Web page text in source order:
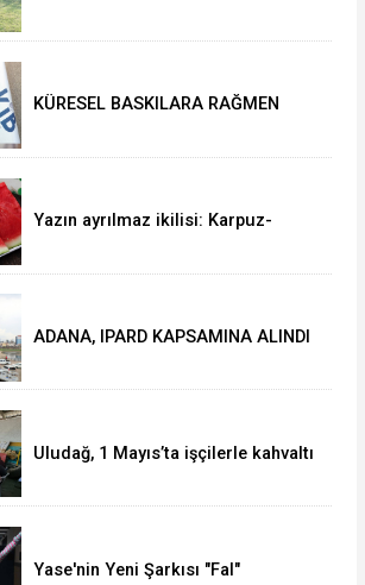
KÜRESEL BASKILARA RAĞMEN
Yazın ayrılmaz ikilisi: Karpuz-
ADANA, IPARD KAPSAMINA ALINDI
Uludağ, 1 Mayıs’ta işçilerle kahvaltı
Yase'nin Yeni Şarkısı "Fal"